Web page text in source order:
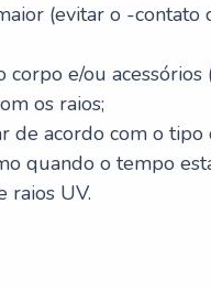
(evitar o -contato
e/ou acessórios
os raios;
de acordo com o tipo
quando o tempo
raios UV.